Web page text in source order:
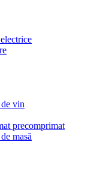
vin
precomprimat
masă